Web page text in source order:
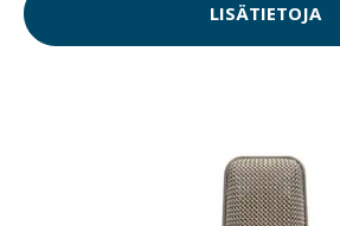
LISÄTIETOJA